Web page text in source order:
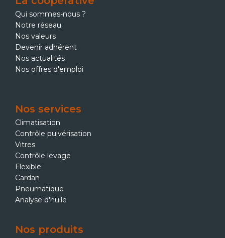
Qui sommes-nous ?
Notre réseau
Nos valeurs
Devenir adhérent
Nos actualités
Nos offres d'emploi
Nos services
Climatisation
Contrôle pulvérisation
Vitres
Contrôle levage
Flexible
Cardan
Pneumatique
Analyse d'huile
Nos produits